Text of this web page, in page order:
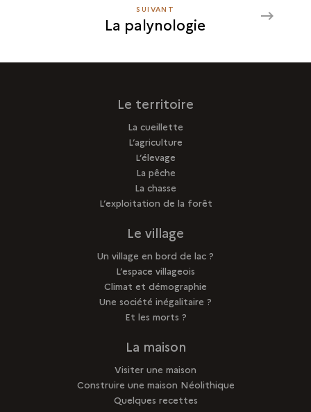
SUIVANT
LA
SUIVANT
La palynologie
Le territoire
La cueillette
L’agriculture
L’élevage
La pêche
La chasse
L’exploitation de la forêt
Le village
Un village en bord de lac ?
L’espace villageois
Climat et démographie
Une société inégalitaire ?
Et les morts ?
La maison
Visiter une maison
Construire une maison Néolithique
Quelques recettes